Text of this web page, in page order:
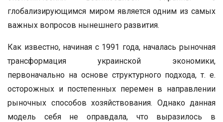
глобализирующимся миром является одним из самых
важных вопросов нынешнего развития.
Как известно, начиная с 1991 года, началась рыночная
трансформация украинской экономики,
первоначально на основе структурного подхода, т. е.
осторожных и постепенных перемен в направлении
рыночных способов хозяйствования. Однако данная
модель себя не оправдала, что выразилось в